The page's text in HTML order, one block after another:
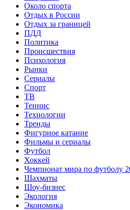
Около спорта
Отдых в России
Отдых за границей
ПДД
Политика
Происшествия
Психология
Рынки
Сериалы
Спорт
ТВ
Теннис
Технологии
Тренды
Фигурное катание
Фильмы и сериалы
Футбол
Хоккей
Чемпионат мира по футболу
Шахматы
Шоу-бизнес
Экология
Экономика